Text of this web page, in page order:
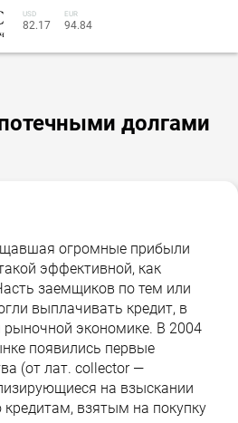
USD
82.17
EUR
94.84
долгами
огромные прибыли
эффективной, как
заемщиков по тем или
выплачивать кредит, в
экономике. В 2004
появились первые
(от лат. collector —
на взыскании
кредитам, взятым на покупку